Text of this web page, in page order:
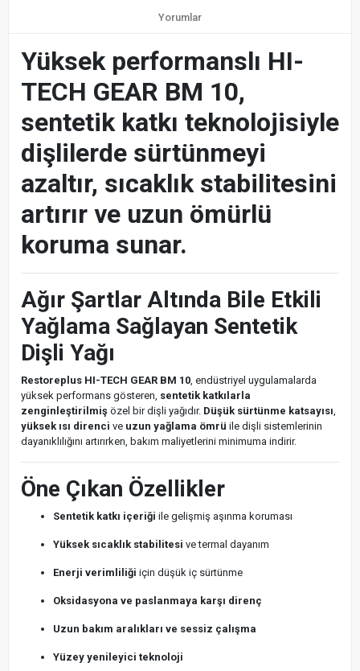
Yorumlar
Yüksek performanslı HI-
TECH GEAR BM 10,
sentetik katkı teknolojisiyle
dişlilerde sürtünmeyi
azaltır, sıcaklık stabilitesini
artırır ve uzun ömürlü
koruma sunar.
Ağır Şartlar Altında Bile Etkili
Yağlama Sağlayan Sentetik
Dişli Yağı
Restoreplus HI-TECH GEAR BM 10, endüstriyel uygulamalarda
yüksek performans gösteren, sentetik katkılarla
zenginleştirilmiş özel bir dişli yağıdır. Düşük sürtünme katsayısı,
yüksek ısı direnci ve uzun yağlama ömrü ile dişli sistemlerinin
dayanıklılığını artırırken, bakım maliyetlerini minimuma indirir.
Öne Çıkan Özellikler
Sentetik katkı içeriği ile gelişmiş aşınma koruması
Yüksek sıcaklık stabilitesi ve termal dayanım
Enerji verimliliği için düşük iç sürtünme
Oksidasyona ve paslanmaya karşı direnç
Uzun bakım aralıkları ve sessiz çalışma
Yüzey yenileyici teknoloji